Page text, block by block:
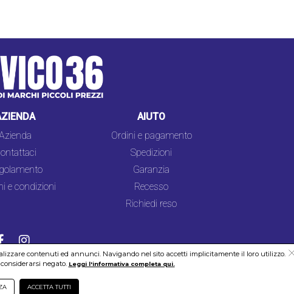
e condizioni
AIUTO
Ordini e pagamento
Spedizioni
Garanzia
Recesso
Richiedi reso
PRIVACY
contenuti ed annunci. Navigando nel sito accetti implicitamente il loro utilizzo.
negato. Leggi l'informativa completa qui.
ACCETTA TUTTI